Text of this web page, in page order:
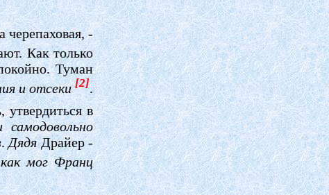
черепаховая, -
Как только
Туман
и отсеки [2].
утвердиться в
самодовольно
. ДядяДрайер -
как мог Франц